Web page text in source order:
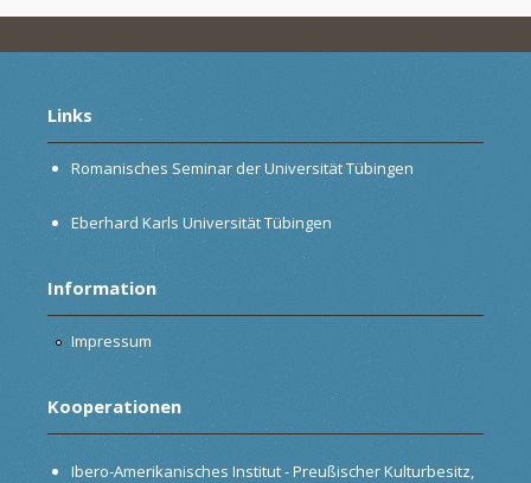
Links
Romanisches Seminar der Universität Tübingen
Eberhard Karls Universität Tübingen
Information
Impressum
Kooperationen
Ibero-Amerikanisches Institut - Preußischer Kulturbesitz,